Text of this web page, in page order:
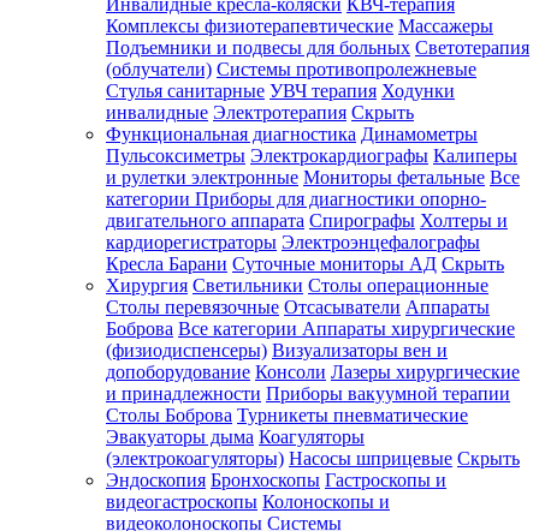
Инвалидные кресла-коляски КВЧ-терапия
Комплексы физиотерапевтические Массажеры
Подъемники и подвесы для больных Светотерапия
(облучатели) Системы противопролежневые
Стулья санитарные УВЧ терапия Ходунки
инвалидные Электротерапия Скрыть
Функциональная диагностика Динамометры
Пульсоксиметры Электрокардиографы Калиперы
и рулетки электронные Мониторы фетальные Все
категории Приборы для диагностики опорно-
двигательного аппарата Спирографы Холтеры и
кардиорегистраторы Электроэнцефалографы
Кресла Барани Суточные мониторы АД Скрыть
Хирургия Светильники Столы операционные
Столы перевязочные Отсасыватели Аппараты
Боброва Все категории Аппараты хирургические
(физиодиспенсеры) Визуализаторы вен и
допоборудование Консоли Лазеры хирургические
и принадлежности Приборы вакуумной терапии
Столы Боброва Турникеты пневматические
Эвакуаторы дыма Коагуляторы
(электрокоагуляторы) Насосы шприцевые Скрыть
Эндоскопия Бронхоскопы Гастроскопы и
видеогастроскопы Колоноскопы и
видеоколоноскопы Системы